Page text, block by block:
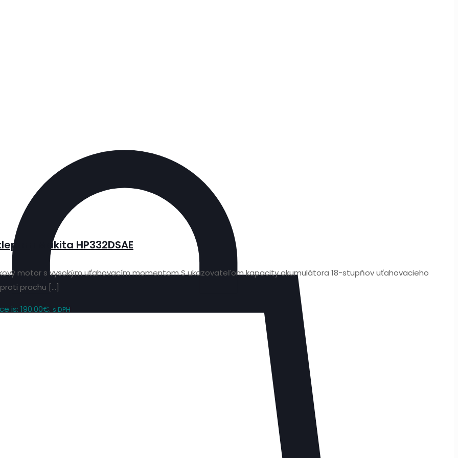
Makita HP332DSAE
motor s vysokým uťahovacím momentom S ukazovateľom kapacity akumulátora 18-stupňov uťahovacieho
prachu […]
is: 190.00€. s DPH